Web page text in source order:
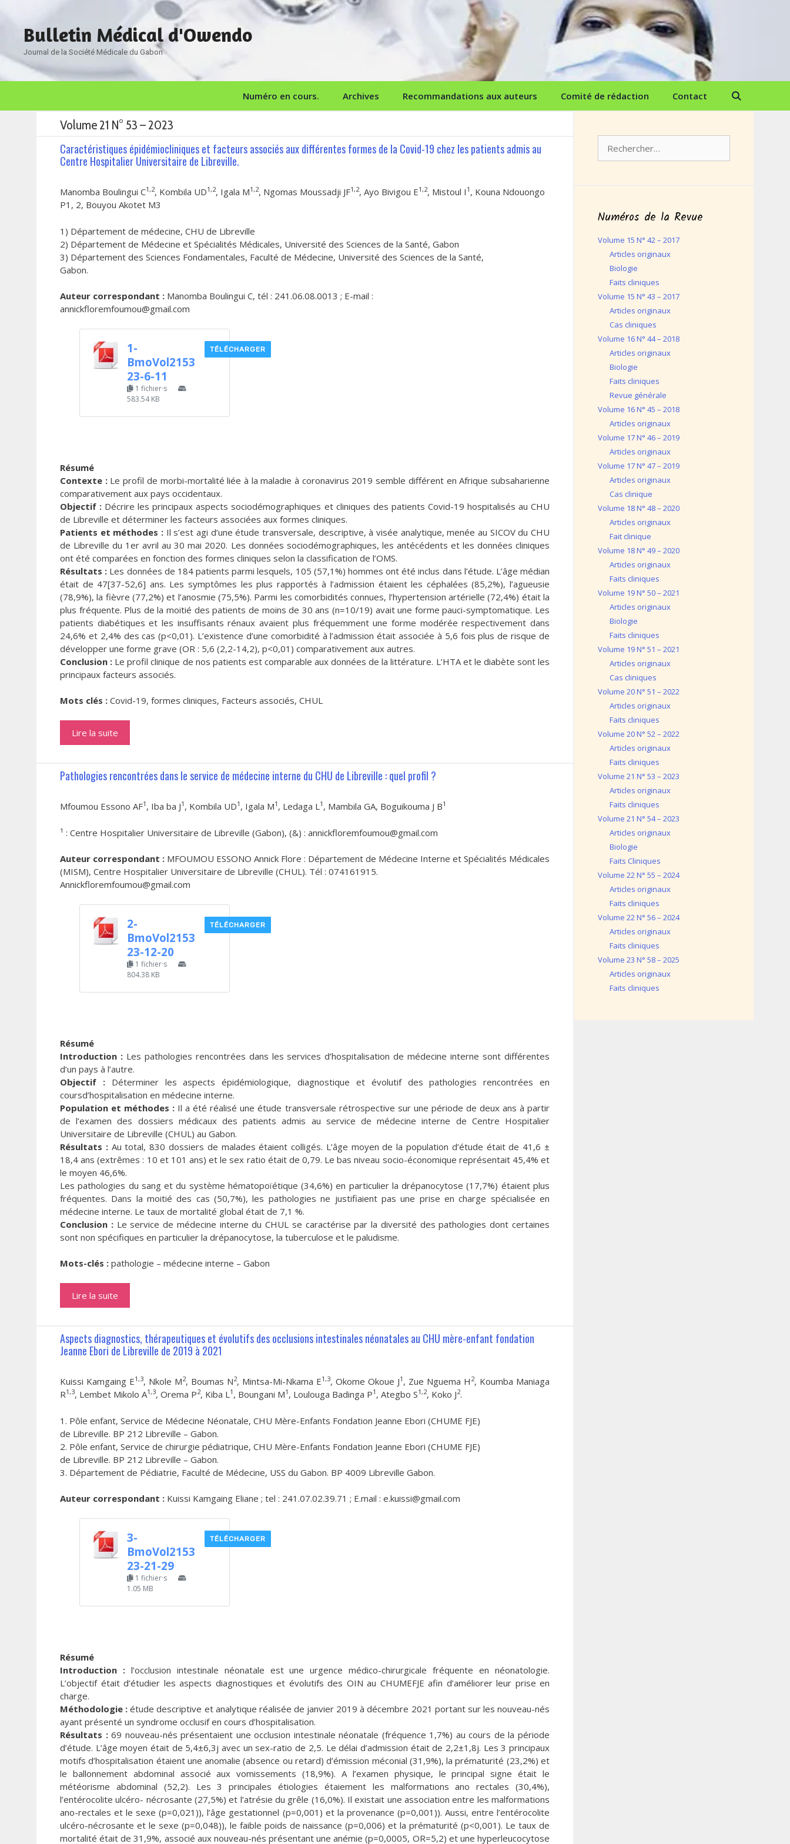
contenuBulletin Médical d'Owendo
Journal de la Société Médicale du Gabon
Numéro en cours. Archives Recommandations aux auteurs Comité de rédaction Contact
Volume 21 N° 53 – 2023
Caractéristiques épidémiocliniques et facteurs associés aux différentes formes de la Covid-19 chez les patients admis au
Centre Hospitalier Universitaire de Libreville.
Manomba Boulingui C1,2, Kombila UD1,2, Igala M1,2, Ngomas Moussadji JF1,2, Ayo Bivigou E1,2, Mistoul I 1 , Kouna Ndouongo
P1, 2, Bouyou Akotet M3
1) Département de médecine, CHU de Libreville
2) Département de Médecine et Spécialités Médicales, Université des Sciences de la Santé, Gabon
3) Département des Sciences Fondamentales, Faculté de Médecine, Université des Sciences de la Santé,
Gabon.
Auteur correspondant : Manomba Boulingui C, tél : 241.06.08.0013 ; E-mail :
annickfloremfoumou@gmail.com
1-
BmoVol2153
23-6-11
1 fichier·s
583.54 KB
TÉLÉCHARGER
Résumé
Contexte :Le profil de morbi-mortalité liée à la maladie à coronavirus 2019 semble différent en Afrique subsaharienne
comparativement aux pays occidentaux.
Objectif : Décrire les principaux aspects sociodémographiques et cliniques des patients Covid-19 hospitalisés au CHU
de Libreville et déterminer les facteurs associées aux formes cliniques.
Patients et méthodes : Il s’est agi d’une étude transversale, descriptive, à visée analytique, menée au SICOV du CHU
de Libreville du 1er avril au 30 mai 2020. Les données sociodémographiques, les antécédents et les données cliniques
ont été comparées en fonction des formes cliniques selon la classification de l’OMS.
Résultats : Les données de 184 patients parmi lesquels, 105 (57,1%) hommes ont été inclus dans l’étude. L’âge médian
était de 47[37-52,6] ans. Les symptômes les plus rapportés à l’admission étaient les céphalées (85,2%), l’agueusie
(78,9%), la fièvre (77,2%) et l’anosmie (75,5%). Parmi les comorbidités connues, l’hypertension artérielle (72,4%) était la
plus fréquente. Plus de la moitié des patients de moins de 30 ans (n=10/19) avait une forme pauci-symptomatique. Les
patients diabétiques et les insuffisants rénaux avaient plus fréquemment une forme modérée respectivement dans
24,6% et 2,4% des cas (p<0,01). L’existence d’une comorbidité à l’admission était associée à 5,6 fois plus de risque de
développer une forme grave (OR : 5,6 (2,2-14,2), p<0,01) comparativement aux autres.
Conclusion : Le profil clinique de nos patients est comparable aux données de la littérature. L’HTA et le diabète sont les
principaux facteurs associés.
Mots clés : Covid-19, formes cliniques, Facteurs associés, CHUL
Lire la suite
Pathologies rencontrées dans le service de médecine interne du CHU de Libreville : quel profil ?
Mfoumou Essono AF1 , Iba ba J1 , Kombila UD1 , Igala M1 , Ledaga L1 , Mambila GA, Boguikouma J B1
¹ : Centre Hospitalier Universitaire de Libreville (Gabon), (&) : annickfloremfoumou@gmail.com
Auteur correspondant : MFOUMOU ESSONO Annick Flore : Département de Médecine Interne et Spécialités Médicales
(MISM), Centre Hospitalier Universitaire de Libreville (CHUL). Tél : 074161915.
Annickfloremfoumou@gmail.com
2-
BmoVol2153
23-12-20
1 fichier·s
804.38 KB
TÉLÉCHARGER
Résumé
Introduction :Les pathologies rencontrées dans les services d’hospitalisation de médecine interne sont différentes
d’un pays à l’autre.
Objectif :Déterminer les aspects épidémiologique, diagnostique et évolutif des pathologies rencontrées en
coursd’hospitalisation en médecine interne.
Population et méthodes : Il a été réalisé une étude transversale rétrospective sur une période de deux ans à partir
de l’examen des dossiers médicaux des patients admis au service de médecine interne de Centre Hospitalier
Universitaire de Libreville (CHUL) au Gabon.
Résultats :Au total, 830 dossiers de malades étaient colligés. L’âge moyen de la population d’étude était de 41,6 ±
18,4 ans (extrêmes : 10 et 101 ans) et le sex ratio était de 0,79. Le bas niveau socio-économique représentait 45,4% et
le moyen 46,6%.
Les pathologies du sang et du système hématopoïétique (34,6%) en particulier la drépanocytose (17,7%) étaient plus
fréquentes. Dans la moitié des cas (50,7%), les pathologies ne justifiaient pas une prise en charge spécialisée en
médecine interne. Le taux de mortalité global était de 7,1 %.
Conclusion :Le service de médecine interne du CHUL se caractérise par la diversité des pathologies dont certaines
sont non spécifiques en particulier la drépanocytose, la tuberculose et le paludisme.
Mots-clés : pathologie – médecine interne – Gabon
Lire la suite
Aspects diagnostics, thérapeutiques et évolutifs des occlusions intestinales néonatales au CHU mère-enfant fondation
Jeanne Ebori de Libreville de 2019 à 2021
Kuissi Kamgaing E1,3, Nkole M2, Boumas N2, Mintsa-Mi-Nkama E1,3, Okome Okoue J1 , Zue Nguema H 2, Koumba Maniaga
R1,3, Lembet Mikolo A1,3, Orema P2, Kiba L1 , Boungani M1 , Loulouga Badinga P1 , Ategbo S1,2, Koko J2.
1. Pôle enfant, Service de Médecine Néonatale, CHU Mère-Enfants Fondation Jeanne Ebori (CHUME FJE)
de Libreville. BP 212 Libreville – Gabon.
2. Pôle enfant, Service de chirurgie pédiatrique, CHU Mère-Enfants Fondation Jeanne Ebori (CHUME FJE)
de Libreville. BP 212 Libreville – Gabon.
3. Département de Pédiatrie, Faculté de Médecine, USS du Gabon. BP 4009 Libreville Gabon.
Auteur correspondant : Kuissi Kamgaing Eliane ; tel : 241.07.02.39.71 ; E.mail : e.kuissi@gmail.com
3-
BmoVol2153
23-21-29
1 fichier·s
1.05 MB
TÉLÉCHARGER
Résumé
Introduction :l’occlusion intestinale néonatale est une urgence médico-chirurgicale fréquente en néonatologie.
L’objectif était d’étudier les aspects diagnostiques et évolutifs des OIN au CHUMEFJE afin d’améliorer leur prise en
charge.
Méthodologie : étude descriptive et analytique réalisée de janvier 2019 à décembre 2021 portant sur les nouveau-nés
ayant présenté un syndrome occlusif en cours d’hospitalisation.
Résultats :69 nouveau-nés présentaient une occlusion intestinale néonatale (fréquence 1,7%) au cours de la période
d’étude. L’âge moyen était de 5,4±6,3j avec un sex-ratio de 2,5. Le délai d’admission était de 2,2±1,8j. Les 3 principaux
motifs d’hospitalisation étaient une anomalie (absence ou retard) d’émission méconial (31,9%), la prématurité (23,2%) et
le ballonnement abdominal associé aux vomissements (18,9%). A l’examen physique, le principal signe était le
météorisme abdominal (52,2). Les 3 principales étiologies étaiement les malformations ano rectales (30,4%),
l’entérocolite ulcéro- nécrosante (27,5%) et l’atrésie du grêle (16,0%). Il existait une association entre les malformations
ano-rectales et le sexe (p=0,021)), l’âge gestationnel (p=0,001) et la provenance (p=0,001)). Aussi, entre l’entérocolite
ulcéro-nécrosante et le sexe (p=0,048)), le faible poids de naissance (p=0,006) et la prématurité (p<0,001). Le taux de
mortalité était de 31,9%, associé aux nouveau-nés présentant une anémie (p=0,0005, OR=5,2) et une hyperleucocytose
Numéros de la Revue
Volume 15 N° 42 – 2017
Articles originaux
Biologie
Faits cliniques
Volume 15 N° 43 – 2017
Articles originaux
Cas cliniques
Volume 16 N° 44 – 2018
Articles originaux
Biologie
Faits cliniques
Revue générale
Volume 16 N° 45 – 2018
Articles originaux
Volume 17 N° 46 – 2019
Articles originaux
Volume 17 N° 47 – 2019
Articles originaux
Cas clinique
Volume 18 N° 48 – 2020
Articles originaux
Fait clinique
Volume 18 N° 49 – 2020
Articles originaux
Faits cliniques
Volume 19 N° 50 – 2021
Articles originaux
Biologie
Faits cliniques
Volume 19 N° 51 – 2021
Articles originaux
Cas cliniques
Volume 20 N° 51 – 2022
Articles originaux
Faits cliniques
Volume 20 N° 52 – 2022
Articles originaux
Faits cliniques
Volume 21 N° 53 – 2023
Articles originaux
Faits cliniques
Volume 21 N° 54 – 2023
Articles originaux
Biologie
Faits Cliniques
Volume 22 N° 55 – 2024
Articles originaux
Faits cliniques
Volume 22 N° 56 – 2024
Articles originaux
Faits cliniques
Volume 23 N° 58 – 2025
Articles originaux
Faits cliniques